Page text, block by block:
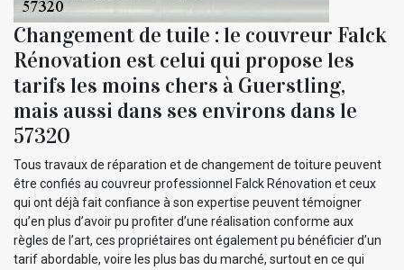
Changement de tuile : le couvreur Falck
Rénovation est celui qui propose les
tarifs les moins chers à Guerstling,
mais aussi dans ses environs dans le
57320
Tous travaux de réparation et de changement de toiture peuvent
être confiés au couvreur professionnel Falck Rénovation et ceux
qui ont déjà fait confiance à son expertise peuvent témoigner
qu’en plus d’avoir pu profiter d’une réalisation conforme aux
règles de l’art, ces propriétaires ont également pu bénéficier d’un
tarif abordable, voire les plus bas du marché, surtout en ce qui